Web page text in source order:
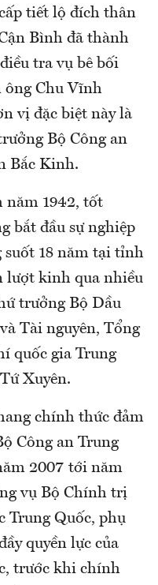
tiết lộ đích thân
Bình đã thành
tra vụ bê bối
ông Chu Vĩnh
vị đặc biệt này là
Bộ Công an
Bắc Kinh.
năm 1942, tốt
bắt đầu sự nghiệp
18 năm tại tỉnh
lượt kinh qua nhiều
trưởng Bộ Dầu
Tài nguyên, Tổng
quốc gia Trung
Xuyên.
chính thức đảm
Công an Trung
2007 tới năm
vụ Bộ Chính trị
Trung Quốc, phụ
quyền lực của
trước khi chính